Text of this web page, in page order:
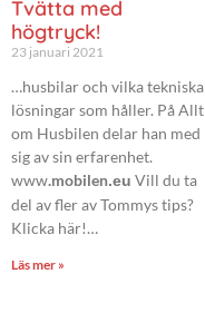
Tvätta med
högtryck!
23 januari 2021
…husbilar och vilka tekniska
lösningar som håller. På Allt
om Husbilen delar han med
sig av sin erfarenhet.
www.mobilen.eu Vill du ta
del av fler av Tommys tips?
Klicka här!…
Läs mer »